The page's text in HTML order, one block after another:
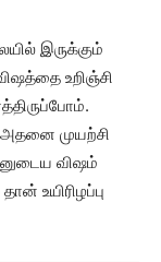
இருக்கும்
உறிஞ்சி
அதனை முயற்சி
விஷம்
உயிரிழப்பு